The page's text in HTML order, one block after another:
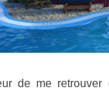
de me retrouver